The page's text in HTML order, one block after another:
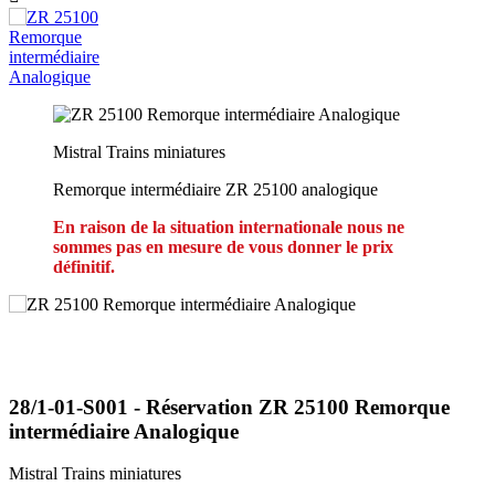
Mistral Trains miniatures
Remorque intermédiaire ZR 25100 analogique
En raison de la situation internationale nous ne
sommes pas en mesure de vous donner le prix
définitif.
28/1-01-S001 - Réservation ZR 25100 Remorque
intermédiaire Analogique
Mistral Trains miniatures